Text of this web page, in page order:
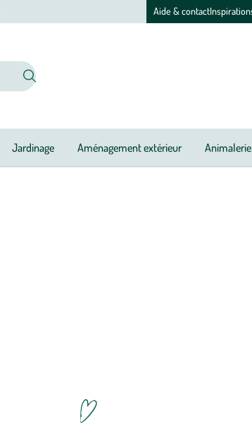
Aide & contact
Jardinage Aménagement extérieur Animalerie